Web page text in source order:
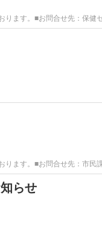
ります。■お問合せ先：保
ります。■お問合せ先：市
らせ